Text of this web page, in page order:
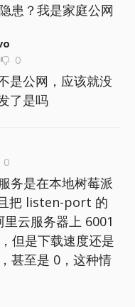
患？我是家庭公网
0
是公网，应该就没
了是吗
0
务是在本地树莓派
把 listen-port 的
云服务器上 6001
但是下载速度还是
甚至是 0，这种情